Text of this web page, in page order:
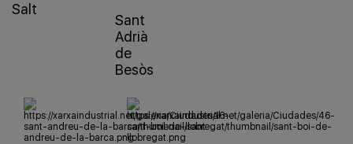
Salt
Sant
Adrià
de
Besòs